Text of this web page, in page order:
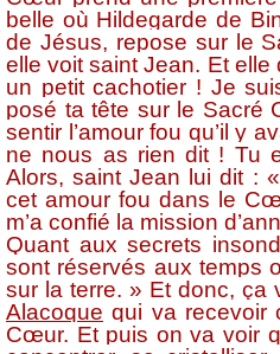
belle où Hildegarde de
de Jésus, repose sur le
elle voit saint Jean. Et elle
un petit cachotier ! Je
posé ta tête sur le Sacré
sentir l’amour fou qu’il y
ne nous as rien dit ! Tu
Alors, saint Jean lui dit :
cet amour fou dans le
m’a confié la mission
Quant aux secrets
sont réservés aux temps
sur la terre. » Et donc, ça
Alacoque qui va recevoir
Cœur. Et puis on va voir